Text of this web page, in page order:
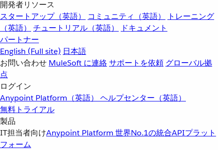
開発者リソース
スタートアップ（英語）
コミュニティ（英語）
トレーニング
（英語）
チュートリアル（英語）
ドキュメント
パートナー
English (Full site) 日本語
お問い合わせ MuleSoft に連絡サポートを依頼 グローバル拠
点
ログイン
Anypoint Platform（英語） ヘルプセンター（英語）
無料トライアル
製品
IT担当者向けAnypoint Platform 世界No.1の統合APIプラット
フォーム